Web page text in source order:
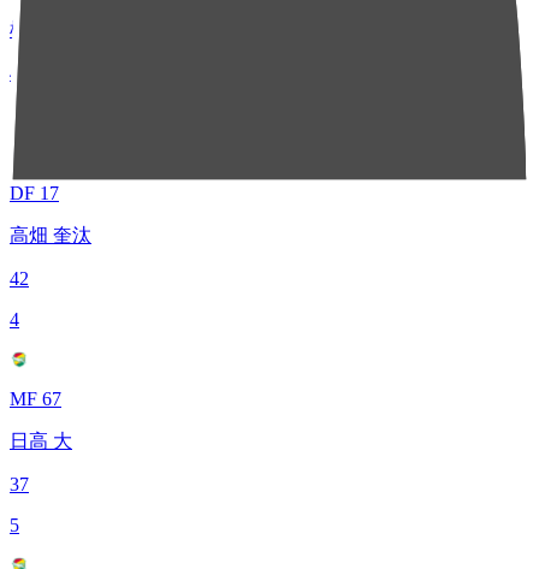
椿 直起
49
3
DF 17
高畑 奎汰
42
4
MF 67
日高 大
37
5